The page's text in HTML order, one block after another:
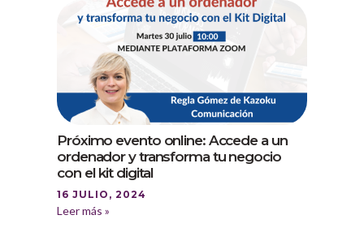
Próximo evento online: Accede a un
ordenador y transforma tu negocio
con el kit digital
16 JULIO, 2024
Leer más »